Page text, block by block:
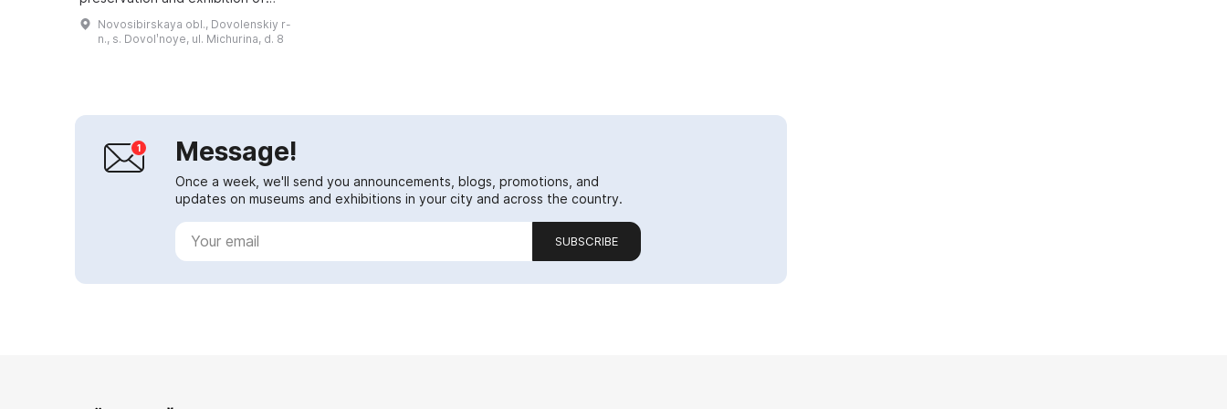
museum objects. It is under the
jurisdiction of Dovolensky District
of No...
Novosibirskaya obl., Dovolenskiy r-
n., s. Dovolʹnoye, ul. Michurina, d. 8
Message!
Once a week, we'll send you announcements, blogs, promotions, and
updates on museums and exhibitions in your city and across the country.
SUBSCRIBE